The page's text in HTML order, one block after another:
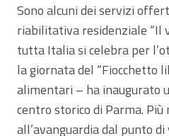
Sono alcuni dei servizi
riabilitativa residenziale “Il
tutta Italia si celebra per
la giornata del “Fiocchetto
alimentari – ha inaugurato
centro storico di Parma. Più
all’avanguardia dal punto